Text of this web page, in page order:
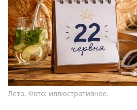
Лето. Фото: иллюстративное.